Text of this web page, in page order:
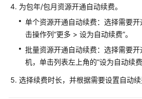
手
续
费
自
动
为包年/包月资源开通自动续费。
单个资源开通自动续费：选择需要
击操作列“更多 > 设为自动续费”。
批量资源开通自动续费：选择需要
机，单击列表左上角的“设为自动续费
选择续费时长，并根据需要设置自动续